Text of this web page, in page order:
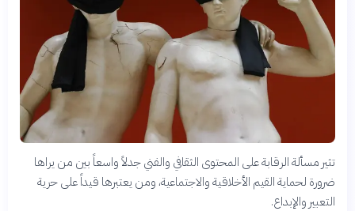
تثير مسألة الرقابة على المحتوى الثقافي والفني جدلاً واسعاً بين من يراها
ضرورة لحماية القيم الأخلاقية والاجتماعية، ومن يعتبرها قيداً على حرية
التعبير والإبداع.